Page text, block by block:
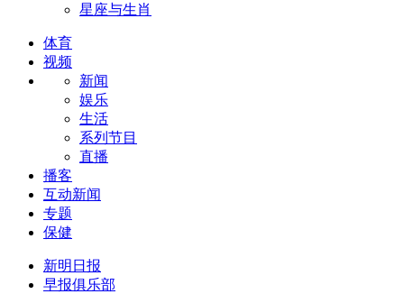
星座与生肖
体育
视频
新闻
娱乐
生活
系列节目
直播
播客
互动新闻
专题
保健
新明日报
早报俱乐部